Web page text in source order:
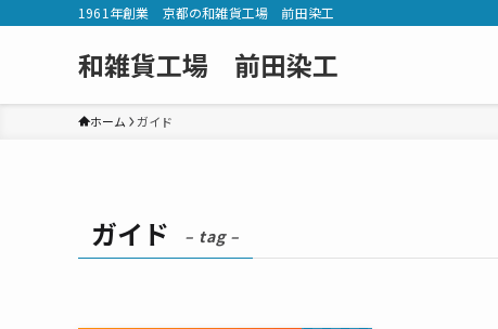
1961年創業 京都の和雑貨工場 前田染工
和雑貨工場 前田染工
ホーム ガイド
ガイド – tag –